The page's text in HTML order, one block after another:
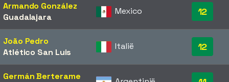
Armando González
Guadalajara
Mexico 12
João Pedro
Atlético San Luis
Italië 12
Germán Berterame